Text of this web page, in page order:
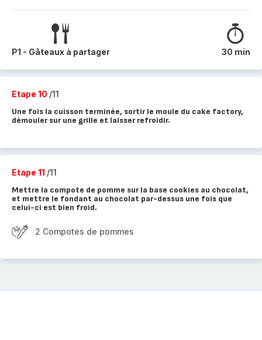
P1 - Gâteaux à partager 30 min
Etape 10 /11
Une fois la cuisson terminée, sortir le moule du cake factory,
démouler sur une grille et laisser refroidir.
Etape 11 /11
Mettre la compote de pomme sur la base cookies au chocolat,
et mettre le fondant au chocolat par-dessus une fois que
celui-ci est bien froid.
2 Compotes de pommes